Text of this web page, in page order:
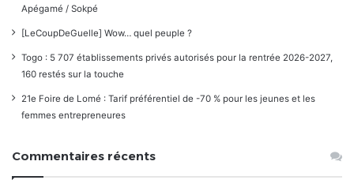
Apégamé / Sokpé
[LeCoupDeGuelle] Wow… quel peuple ?
Togo : 5 707 établissements privés autorisés pour la rentrée 2026-2027,
160 restés sur la touche
21e Foire de Lomé : Tarif préférentiel de -70 % pour les jeunes et les
femmes entrepreneures
Commentaires récents